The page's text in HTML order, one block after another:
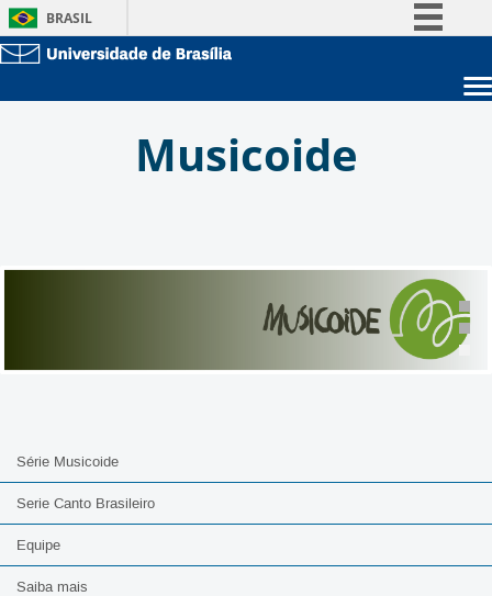
BRASIL
Acesso à informação
Musicoide
Série Musicoide
Serie Canto Brasileiro
Equipe
Saiba mais